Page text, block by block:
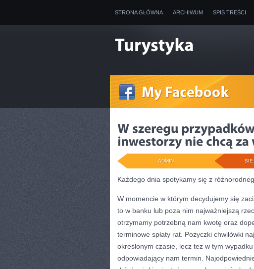
STRONA GŁÓWNA ARCHIWUM SPIS TREŚCI
SIE
ADMIN
Każdego dnia spotykamy się z
W momencie w którym decydujemy się
to w banku lub poza nim najważniejszą
otrzymamy potrzebną nam kwotę oraz
terminowe spłaty rat. Pożyczki chwilówki
określonym czasie, lecz też w tym
odpowiadający nam termin.